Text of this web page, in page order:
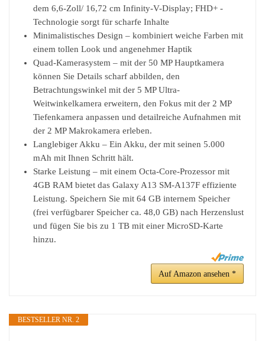
dem 6,6-Zoll/ 16,72 cm Infinity-V-Display; FHD+ -
Technologie sorgt für scharfe Inhalte
Minimalistisches Design – kombiniert weiche Farben mit
einem tollen Look und angenehmer Haptik
Quad-Kamerasystem – mit der 50 MP Hauptkamera
können Sie Details scharf abbilden, den
Betrachtungswinkel mit der 5 MP Ultra-
Weitwinkelkamera erweitern, den Fokus mit der 2 MP
Tiefenkamera anpassen und detailreiche Aufnahmen mit
der 2 MP Makrokamera erleben.
Langlebiger Akku – Ein Akku, der mit seinen 5.000
mAh mit Ihnen Schritt hält.
Starke Leistung – mit einem Octa-Core-Prozessor mit
4GB RAM bietet das Galaxy A13 SM-A137F effiziente
Leistung. Speichern Sie mit 64 GB internem Speicher
(frei verfügbarer Speicher ca. 48,0 GB) nach Herzenslust
und fügen Sie bis zu 1 TB mit einer MicroSD-Karte
hinzu.
Auf Amazon ansehen *
BESTSELLER NR. 2